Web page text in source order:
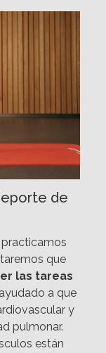
de
que
las tareas
a que
y
pulmonar.
están